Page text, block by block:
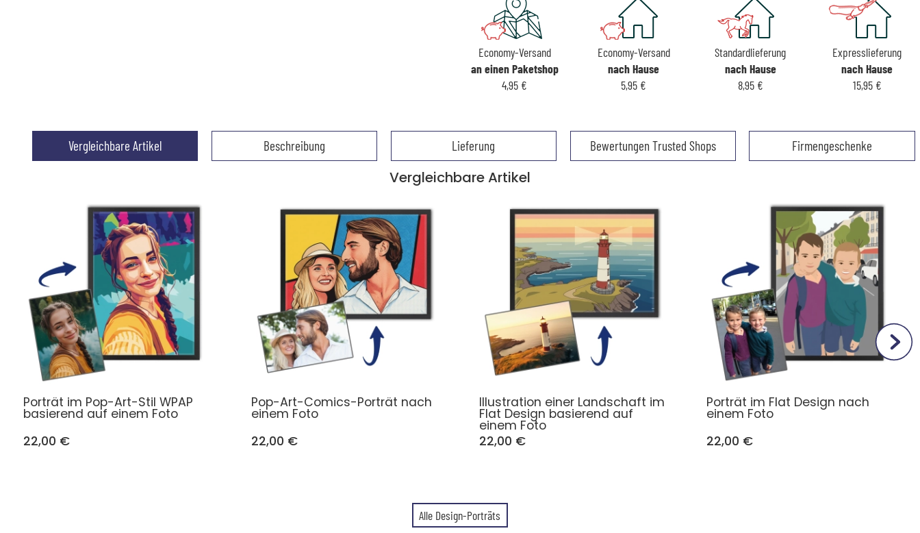
Economy-Versand
an einen Paketshop
4,95 €
Economy-Versand
nach Hause
5,95 €
Standardlieferung
nach Hause
8,95 €
Expresslieferung
nach Hause
15,95 €
Vergleichbare Artikel Beschreibung Lieferung Bewertungen Trusted Shops Firmengeschenke
Vergleichbare Artikel
Porträt im Pop-Art-Stil WPAP
basierend auf einem Foto
22,00 €
Pop-Art-Comics-Porträt nach
einem Foto
22,00 €
Illustration einer Landschaft im
Flat Design basierend auf
einem Foto
22,00 €
Porträt im Flat Design nach
einem Foto
22,00 €
Alle Design-Porträts